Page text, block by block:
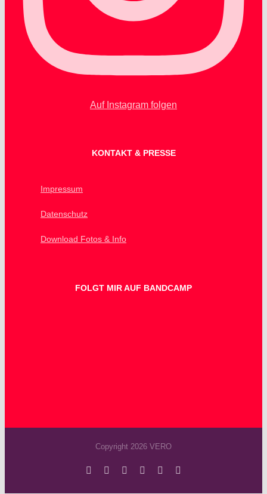
Auf Instagram folgen
KONTAKT & PRESSE
Impressum
Datenschutz
Download Fotos & Info
FOLGT MIR AUF BANDCAMP
Copyright 2026 VERO
FacebookInstagramYouTube
SpotifySoundCloud